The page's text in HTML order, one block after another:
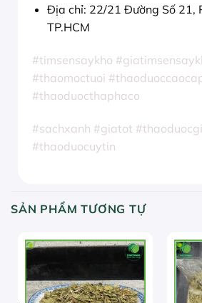
Địa chỉ: 22/21 Đường Số 21,
TP.HCM
#timsensaykho
#thaomoctuoi
#thaoduocthaphaco
#sachxanh #giatot
#thaoduocuytin
SẢN PHẨM TƯƠNG TỰ